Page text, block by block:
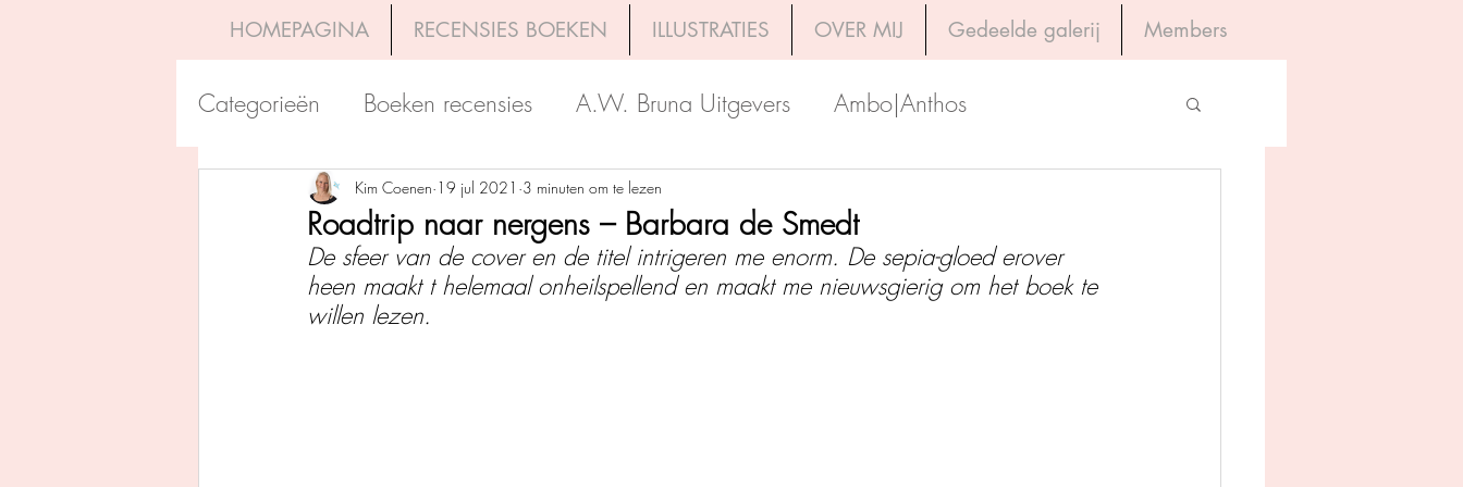
HOMEPAGINA RECENSIES BOEKEN ILLUSTRATIES OVER MIJ Gedeelde galerij Members
Categorieën Boeken recensies A.W. Bruna Uitgevers Ambo|Anthos
Uitgeverij Pelckmans Boekerij Uitgeverij Luitingh-Sijthoff
Overamstel Uitgevers Godijn Publishing Kosmos Uitgevers The House of Books
Roadtrip naar nergens – Barbara de Smedt
Kim Coenen 19 jul 2021 3 minuten om te lezen
De sfeer van de cover en de titel intrigeren me enorm. De sepia-gloed erover
heen maakt t helemaal onheilspellend en maakt me nieuwsgierig om het boek te
willen lezen.